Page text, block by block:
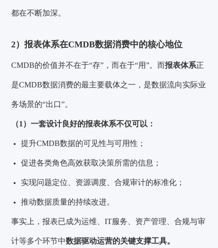
都在不断加深。
2）报表体系在CMDB数据消费中的核心地位
CMDB的价值并不在于“存”，而在于“用”。而报表体系正
是CMDB数据消费的最主要载体之一，是数据流向实际业
务场景的“出口”。
（1）一套设计良好的报表体系不仅可以：
提升CMDB数据的可见性与可用性；
促进各类角色高效获取决策所需的信息；
实现问题定位、资源调度、合规审计的标准化；
推动数据质量的持续改进。
事实上，报表已成为运维、IT服务、资产管理、合规与审
计等多个环节中数据驱动运营的关键支撑工具。